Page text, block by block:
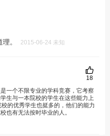
理。 2015-06-24 未知
一个不限专业的学科竞赛，它考察
生与一本院校的学生在这些能力上
的优秀学生也挺多的，他们的能力
也有无法按时毕业的人。
18